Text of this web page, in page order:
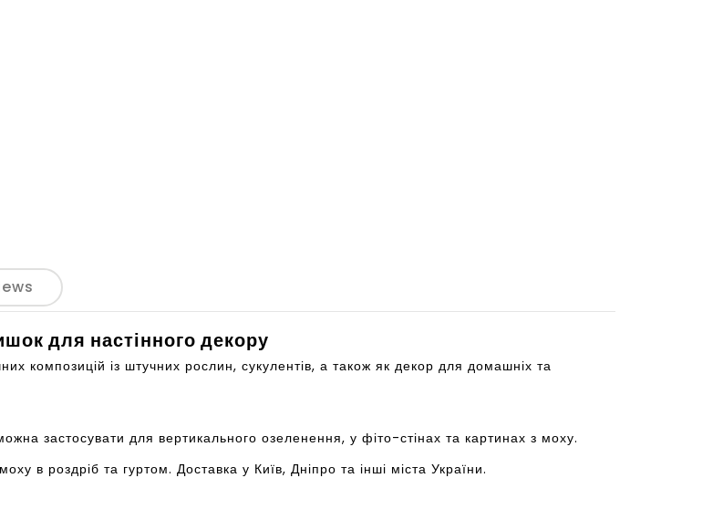
для настінного декору
композицій із штучних рослин, сукулентів, а також як декор для домашніх та
застосувати для вертикального озеленення, у фіто-стінах та картинах з моху.
в роздріб та гуртом. Доставка у Київ, Дніпро та інші міста України.